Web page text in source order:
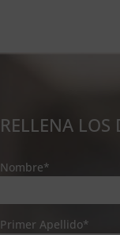
RELLENA LOS
Nombre*
Primer Apellido*